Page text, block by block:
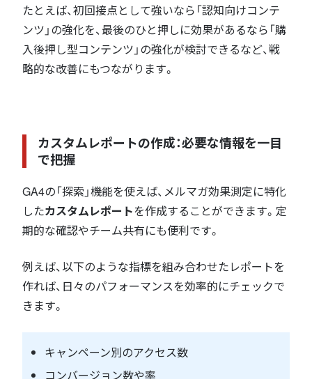
たとえば、初回接点として強いなら「認知向けコンテ
ンツ」の強化を、最後のひと押しに効果があるなら「購
入後押し型コンテンツ」の強化が検討できるなど、戦
略的な改善にもつながります。
カスタムレポートの作成：必要な情報を一目
で把握
GA4の「探索」機能を使えば、メルマガ効果測定に特化
したカスタムレポートを作成することができます。定
期的な確認やチーム共有にも便利です。
例えば、以下のような指標を組み合わせたレポートを
作れば、日々のパフォーマンスを効率的にチェックで
きます。
キャンペーン別のアクセス数
コンバージョン数や率